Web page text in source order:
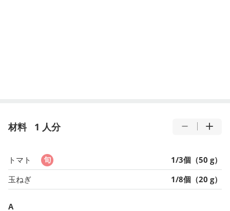
材料 1 人分
トマト
1/3個（50 g）
玉ねぎ
1/8個（20 g）
A